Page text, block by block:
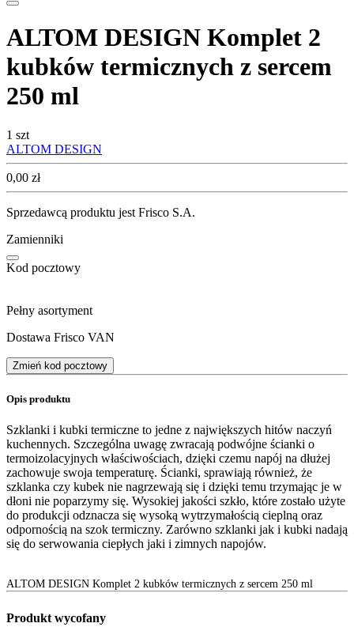
ALTOM DESIGN Komplet 2
kubków termicznych z sercem
250 ml
1 szt
ALTOM DESIGN
Cena
0,00 zł
Sprzedawcą produktu jest Frisco S.A.
Zamienniki
Kod pocztowy
Pełny asortyment
Dostawa Frisco VAN
Zmień kod pocztowy
Opis produktu
Szklanki i kubki termiczne to jedne z największych hitów naczyń
kuchennych. Szczególna uwagę zwracają podwójne ścianki o
termoizolacyjnych właściwościach, dzięki czemu napój na dłużej
zachowuje swoja temperaturę. Ścianki, sprawiają również, że
szklanka czy kubek nie nagrzewają się i dzięki temu trzymając je w
dłoni nie poparzymy się. Wysokiej jakości szkło, które zostało użyte
do produkcji odznacza się wysoką wytrzymałością cieplną oraz
odpornością na szok termiczny. Zarówno szklanki jak i kubki nadają
się do serwowania ciepłych jaki i zimnych napojów.
ALTOM DESIGN Komplet 2 kubków termicznych z sercem 250 ml
Produkt wycofany